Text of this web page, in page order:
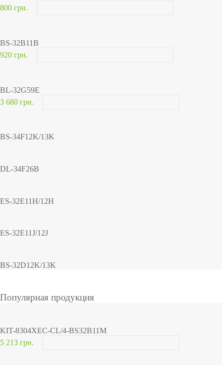
800 грн.
BS-32B11B
920 грн.
BL-32G59E
3 680 грн.
BS-34F12K/13K
DL-34F26B
ES-32E11H/12H
ES-32E11J/12J
BS-32D12K/13K
Популярная продукция
KIT-8304XEC-CL/4-BS32B11M
5 213 грн.